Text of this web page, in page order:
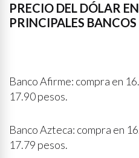
PRECIO DEL DÓLAR
PRINCIPALES
Banco Afirme: compra en
17.90 pesos.
Banco Azteca: compra en
17.79 pesos.